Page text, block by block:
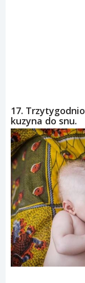
17.
kuzyna do snu.